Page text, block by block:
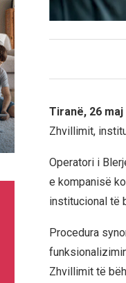
Tiranë, 26
Zhvillimit,
Operatori i
e kompanisë
institucional të
Procedura
Zhvillimit të